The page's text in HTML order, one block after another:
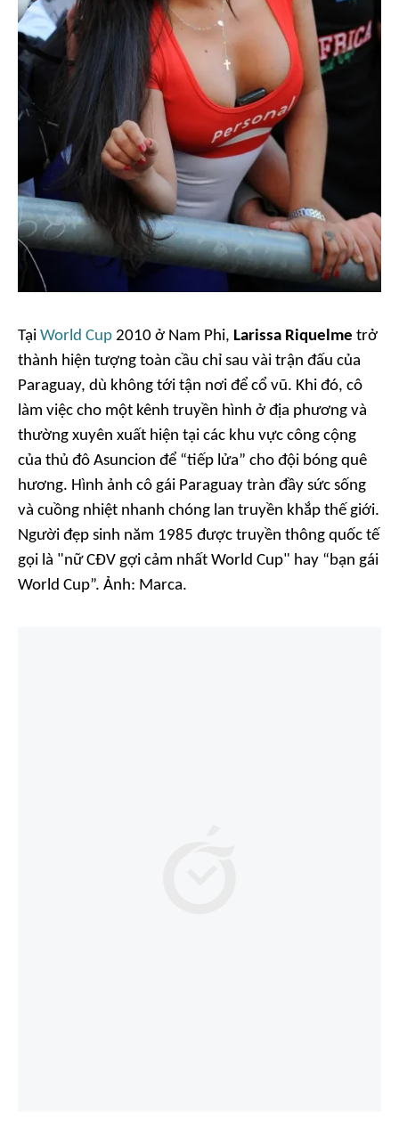
Tại World Cup 2010 ở Nam Phi, Larissa Riquelme trở
thành hiện tượng toàn cầu chỉ sau vài trận đấu của
Paraguay, dù không tới tận nơi để cổ vũ. Khi đó, cô
làm việc cho một kênh truyền hình ở địa phương và
thường xuyên xuất hiện tại các khu vực công cộng
của thủ đô Asuncion để “tiếp lửa” cho đội bóng quê
hương. Hình ảnh cô gái Paraguay tràn đầy sức sống
và cuồng nhiệt nhanh chóng lan truyền khắp thế giới.
Người đẹp sinh năm 1985 được truyền thông quốc tế
gọi là "nữ CĐV gợi cảm nhất World Cup" hay “bạn gái
World Cup”. Ảnh: Marca.